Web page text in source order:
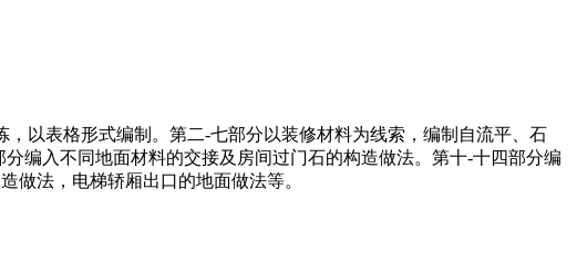
以表格形式编制。第二-七部分以装修材料为线索，编制自流平、石
编入不同地面材料的交接及房间过门石的构造做法。第十-十四部分编
做法，电梯轿厢出口的地面做法等。